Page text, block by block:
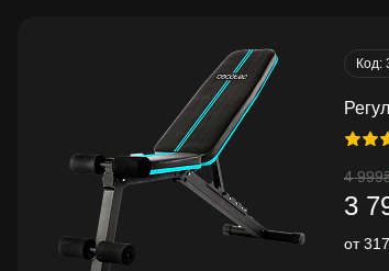
Код:
4
3
от